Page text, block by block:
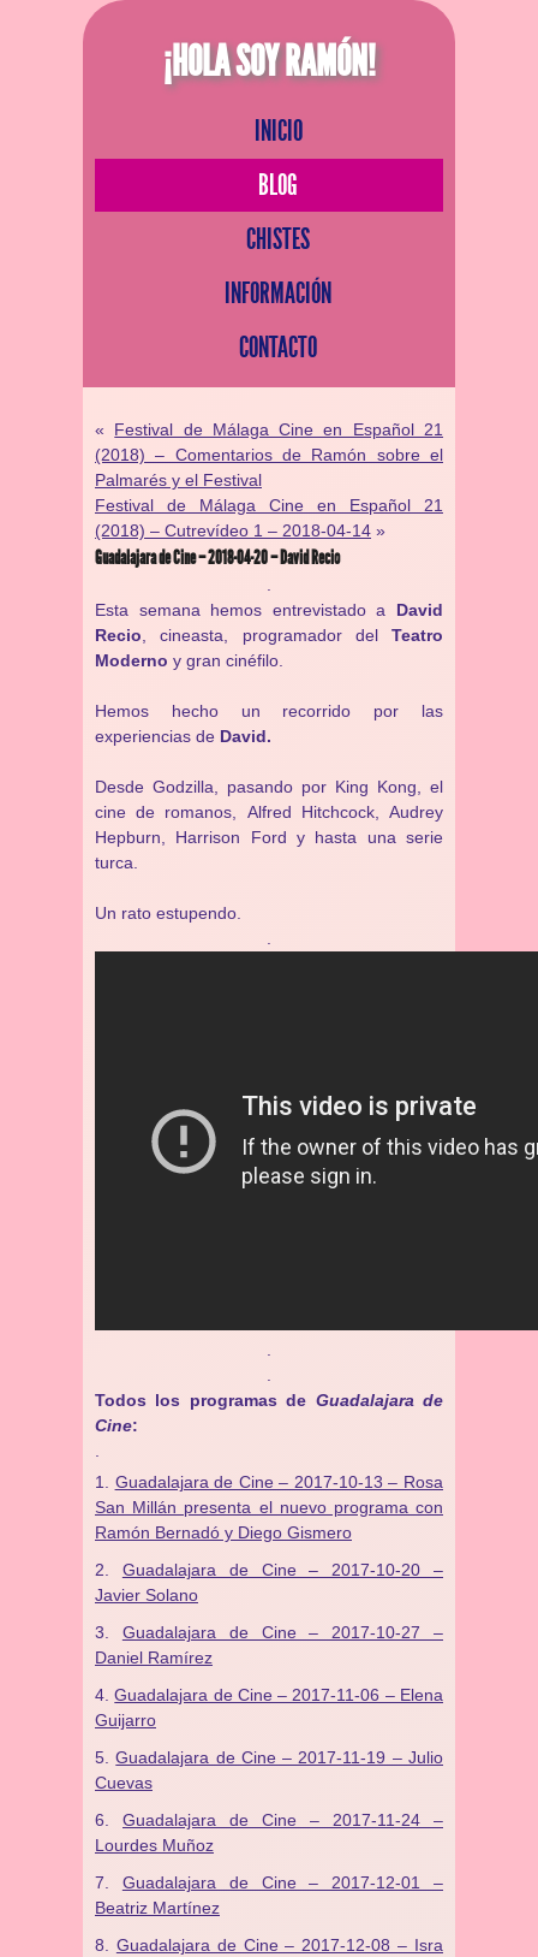
¡HOLA SOY RAMÓN!
INICIO
BLOG
CHISTES
INFORMACIÓN
CONTACTO
« Festival de Málaga Cine en Español 21
(2018) – Comentarios de Ramón sobre el
Palmarés y el Festival
Festival de Málaga Cine en Español 21
(2018) – Cutrevídeo 1 – 2018-04-14 »
Guadalajara de Cine – 2018-04-20 – David Recio
Esta semana hemos entrevistado a David
Recio , cineasta, programador del Teatro
Moderno y gran cinéfilo.
Hemos hecho un recorrido por las
experiencias de David.
Desde Godzilla, pasando por King Kong, el
cine de romanos, Alfred Hitchcock, Audrey
Hepburn, Harrison Ford y hasta una serie
turca.
Un rato estupendo.
Todos los programas de Guadalajara de
Cine:
Guadalajara de Cine – 2017-10-13 – Rosa
San Millán presenta el nuevo programa con
Ramón Bernadó y Diego Gismero
Guadalajara de Cine – 2017-10-20 –
Javier Solano
Guadalajara de Cine – 2017-10-27 –
Daniel Ramírez
Guadalajara de Cine – 2017-11-06 – Elena
Guijarro
Guadalajara de Cine – 2017-11-19 – Julio
Cuevas
Guadalajara de Cine – 2017-11-24 –
Lourdes Muñoz
Guadalajara de Cine – 2017-12-01 –
Beatriz Martínez
Guadalajara de Cine – 2017-12-08 – Isra